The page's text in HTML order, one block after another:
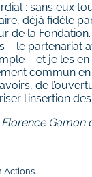
: sans eux
déjà fidèle
de la
– le partenariat
– et je les
commun
de
l’insertion
Gamon
Actions.